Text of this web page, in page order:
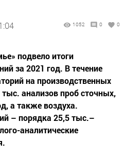
1052 0 0
подвело итоги
за 2021 год. В течение
на производственных
анализов проб сточных,
а также воздуха.
– порядка 25,5 тыс.–
аналитические